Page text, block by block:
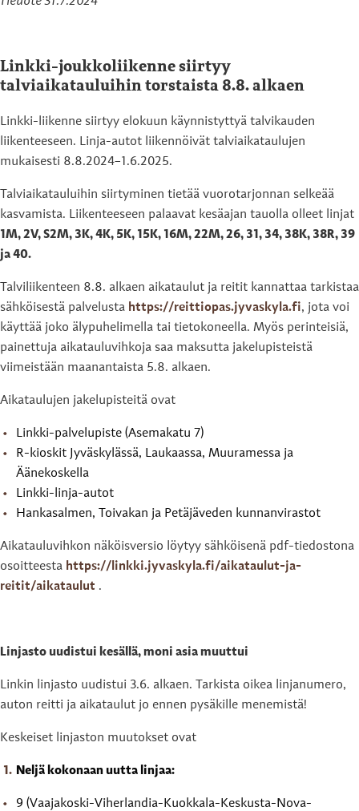
Linkki-joukkoliikenne siirtyy
talviaikatauluihin torstaista 8.8. alkaen
Linkki-liikenne siirtyy elokuun käynnistyttyä talvikauden
liikenteeseen. Linja-autot liikennöivät talviaikataulujen
mukaisesti 8.8.2024–1.6.2025.
Talviaikatauluihin siirtyminen tietää vuorotarjonnan selkeää
kasvamista. Liikenteeseen palaavat kesäajan tauolla olleet linjat
1M, 2V, S2M, 3K, 4K, 5K, 15K, 16M, 22M, 26, 31, 34, 38K, 38R, 39
ja 40.
Talviliikenteen 8.8. alkaen aikataulut ja reitit kannattaa tarkistaa
sähköisestä palvelusta https://reittiopas.jyvaskyla.fi, jota voi
käyttää joko älypuhelimella tai tietokoneella. Myös perinteisiä,
painettuja aikatauluvihkoja saa maksutta jakelupisteistä
viimeistään maanantaista 5.8. alkaen.
Aikataulujen jakelupisteitä ovat
Linkki-palvelupiste (Asemakatu 7)
R-kioskit Jyväskylässä, Laukaassa, Muuramessa ja
Äänekoskella
Linkki-linja-autot
Hankasalmen, Toivakan ja Petäjäveden kunnanvirastot
Aikatauluvihkon näköisversio löytyy sähköisenä pdf-tiedostona
osoitteesta https://linkki.jyvaskyla.fi/aikataulut-ja-
reitit/aikataulut .
Linjasto uudistui kesällä, moni asia muuttui
Linkin linjasto uudistui 3.6. alkaen. Tarkista oikea linjanumero,
auton reitti ja aikataulut jo ennen pysäkille menemistä!
Keskeiset linjaston muutokset ovat
Neljä kokonaan uutta linjaa:
9 (Vaajakoski-Viherlandia-Kuokkala-Keskusta-Nova-